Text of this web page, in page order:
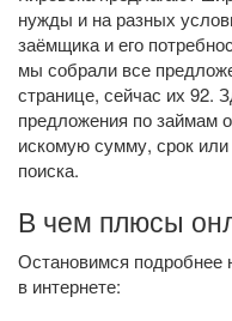
нужды и на разных
заёмщика и его
мы собрали все
странице, сейчас их 92.
предложения по займам
искомую сумму, срок
поиска.
В чем плюсы
Остановимся подробнее
в интернете: